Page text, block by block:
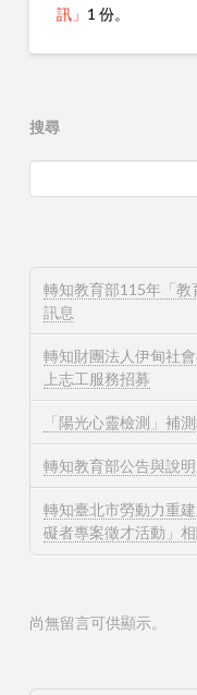
訊」 1 份。
搜尋
轉知教育部115年「教
訊息
轉知財團法人伊甸社
上志工服務招募
「陽光心靈檢測」補
轉知教育部公告與說
轉知臺北市勞動力重
礙者專案徵才活動」
尚無留言可供顯示。